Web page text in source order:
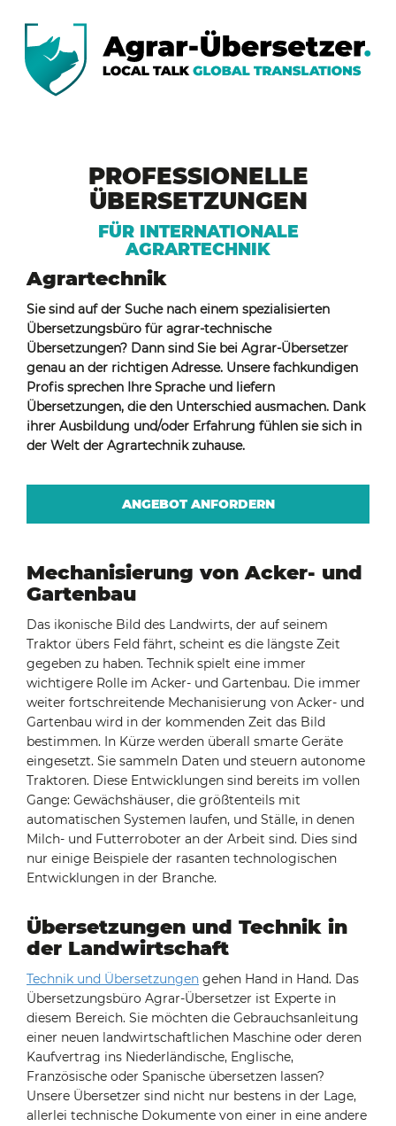
PROFESSIONELLE
ÜBERSETZUNGEN
FÜR INTERNATIONALE
AGRARTECHNIK
Agrartechnik
Sie sind auf der Suche nach einem spezialisierten
Übersetzungsbüro für agrar-technische
Übersetzungen? Dann sind Sie bei Agrar-Übersetzer
genau an der richtigen Adresse. Unsere fachkundigen
Profis sprechen Ihre Sprache und liefern
Übersetzungen, die den Unterschied ausmachen. Dank
ihrer Ausbildung und/oder Erfahrung fühlen sie sich in
der Welt der Agrartechnik zuhause.
ANGEBOT ANFORDERN
Mechanisierung von Acker- und
Gartenbau
Das ikonische Bild des Landwirts, der auf seinem
Traktor übers Feld fährt, scheint es die längste Zeit
gegeben zu haben. Technik spielt eine immer
wichtigere Rolle im Acker- und Gartenbau. Die immer
weiter fortschreitende Mechanisierung von Acker- und
Gartenbau wird in der kommenden Zeit das Bild
bestimmen. In Kürze werden überall smarte Geräte
eingesetzt. Sie sammeln Daten und steuern autonome
Traktoren. Diese Entwicklungen sind bereits im vollen
Gange: Gewächshäuser, die größtenteils mit
automatischen Systemen laufen, und Ställe, in denen
Milch- und Futterroboter an der Arbeit sind. Dies sind
nur einige Beispiele der rasanten technologischen
Entwicklungen in der Branche.
Übersetzungen und Technik in
der Landwirtschaft
Technik und Übersetzungen gehen Hand in Hand. Das
Übersetzungsbüro Agrar-Übersetzer ist Experte in
diesem Bereich. Sie möchten die Gebrauchsanleitung
einer neuen landwirtschaftlichen Maschine oder deren
Kaufvertrag ins Niederländische, Englische,
Französische oder Spanische übersetzen lassen?
Unsere Übersetzer sind nicht nur bestens in der Lage,
allerlei technische Dokumente von einer in eine andere